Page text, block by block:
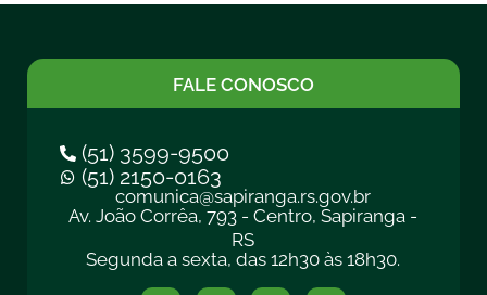
FALE CONOSCO
(51) 3599-9500
(51) 2150-0163
comunica@sapiranga.rs.gov.br
Av. João Corrêa, 793 - Centro, Sapiranga -
RS
Segunda a sexta, das 12h30 às 18h30.